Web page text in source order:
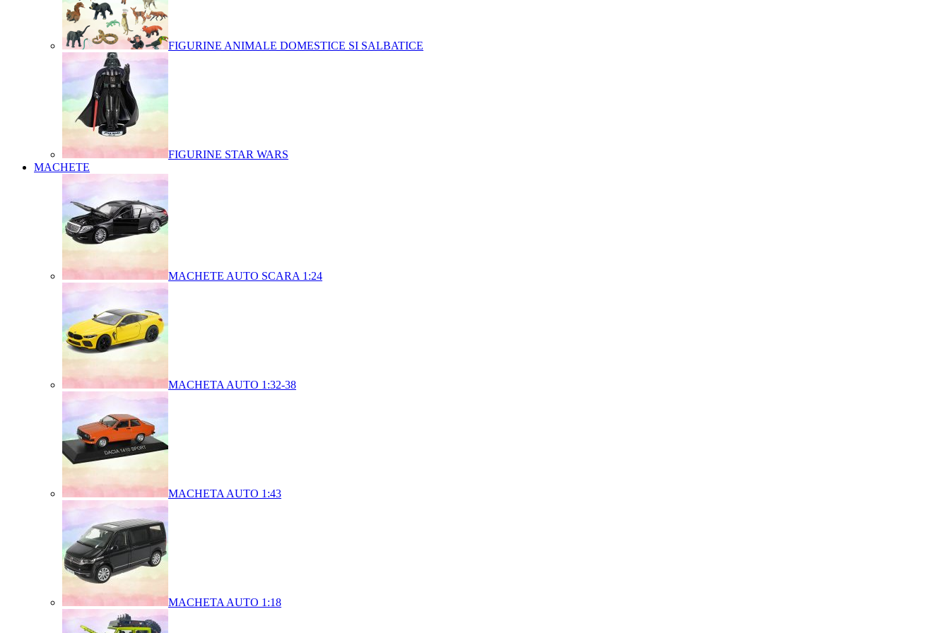
FIGURINE ANIMALE DOMESTICE SI SALBATICE
FIGURINE STAR WARS
MACHETE
MACHETE AUTO SCARA 1:24
MACHETA AUTO 1:32-38
MACHETA AUTO 1:43
MACHETA AUTO 1:18